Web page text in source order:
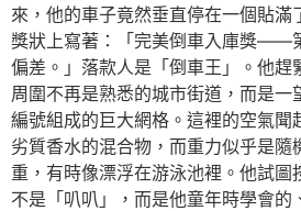
來，他的車子竟然垂直停在一個貼滿
獎狀上寫著：「完美倒車入庫獎——
偏差。」落款人是「倒車王」。他趕
周圍不再是熟悉的城市街道，而是一
編號組成的巨大網格。這裡的空氣聞
劣質香水的混合物，而重力似乎是隨
重，有時像漂浮在游泳池裡。他試圖
不是「叭叭」，而是他童年時學會的